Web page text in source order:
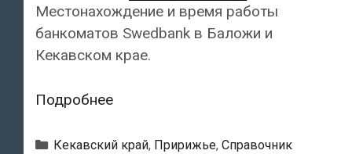
Местонахождение и время работы
банкоматов Swedbank в Баложи и
Кекавском крае.
ПодробнееSwedbank
Банкоматы
Рубрики
Кекавский край, Пририжье, Справочник